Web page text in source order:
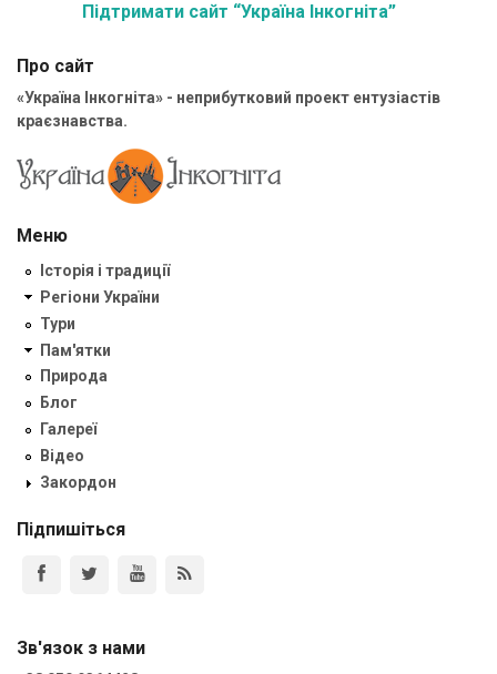
Підтримати сайт “Україна Інкогніта”
Про сайт
«Україна Інкогніта» - неприбутковий проект ентузіастів
краєзнавства.
Меню
Історія і традиції
Регіони України
Тури
Пам'ятки
Природа
Блог
Галереї
Відео
Закордон
Підпишіться
Зв'язок з нами